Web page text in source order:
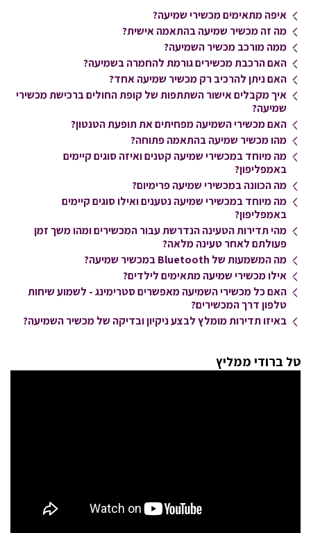
איפה מתאימים מכשירי שמיעה?
מה זה מכשיר שמיעה בהתאמה אישית?
ממה מורכב מכשיר השמיעה?
האם הרכבת מכשירים גורמת להחמרה בשמיעה?
האם ניתן להרכיב רק מכשיר שמיעה אחד?
איך מקבלים אישור השתתפות של קופת החולים ברכישת מכשירי
שמיעה?
האם מכשירי השמיעה מפחיתים את תופעת הטנטון?
מהו מכשיר שמיעה בהתאמה פתוחה?
מה מיוחד במכשירי שמיעה קטנים ואיזה סוגים קיימים
באמפליפון?
מה הכוונה במכשירי שמיעה פרימיום?
מה מיוחד במכשירי שמיעה נטענים ואילו סוגים קיימים
באמפליפון?
מהי תדירות הטעינה הנדרשת עבור המכשירים ומהו משך זמן
פעולתם לאחר טעינה מלאה?
מה המשמעות של Bluetooth במכשיר שמיעה?
אילו מכשירי שמיעה מתאימים לילדים?
האם כל מכשירי השמיעה מאפשרים סטרימינג - לשמוע שיחות
טלפון דרך המכשירים?
באיזו תדירות מומלץ לבצע ניקיון ובדיקה של מכשיר השמיעה?
טל ברודי ממליץ